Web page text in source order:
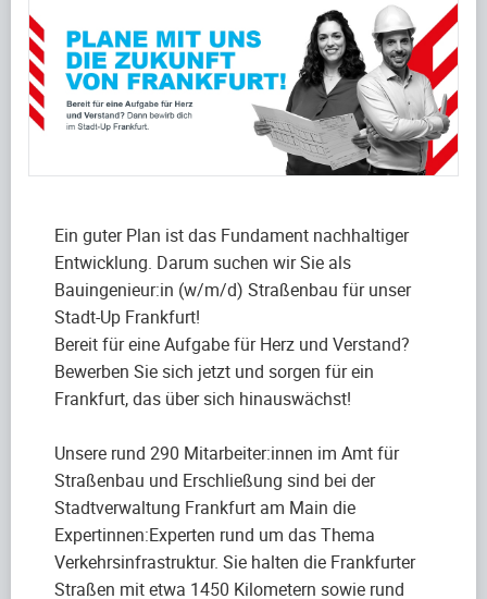
Ein guter Plan ist das Fundament nachhaltiger
Entwicklung. Darum suchen wir Sie als
Bauingenieur:in (w/m/d) Straßenbau für unser
Stadt-Up Frankfurt!
Bereit für eine Aufgabe für Herz und Verstand?
Bewerben Sie sich jetzt und sorgen für ein
Frankfurt, das über sich hinauswächst!
Unsere rund 290 Mitarbeiter:innen im Amt für
Straßenbau und Erschließung sind bei der
Stadtverwaltung Frankfurt am Main die
Expertinnen:Experten rund um das Thema
Verkehrsinfrastruktur. Sie halten die Frankfurter
Straßen mit etwa 1450 Kilometern sowie rund